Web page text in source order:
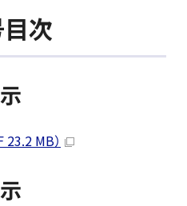
次
MB）